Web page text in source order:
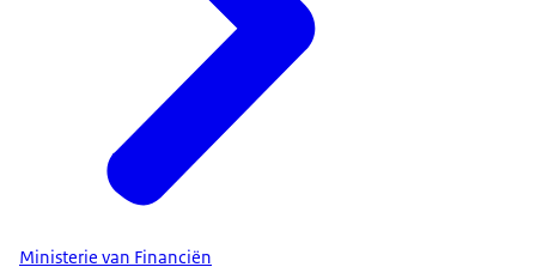
Ministerie van Financiën